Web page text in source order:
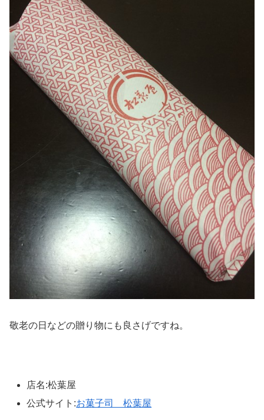
敬老の日などの贈り物にも良さげですね。
店名:松葉屋
公式サイト:お菓子司 松葉屋